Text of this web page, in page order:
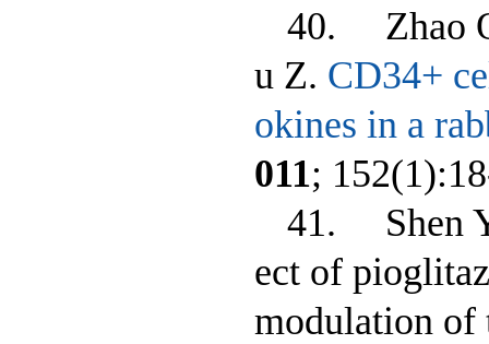
40. Zhao
u Z. CD34+
okines in a
011;
41. Shen
ect of
modulation of